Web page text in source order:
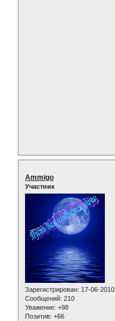
Ammigo
Участник
Зарегистрирован: 17-06-2010
Сообщений: 210
Уважение: +98
Позитив: +66